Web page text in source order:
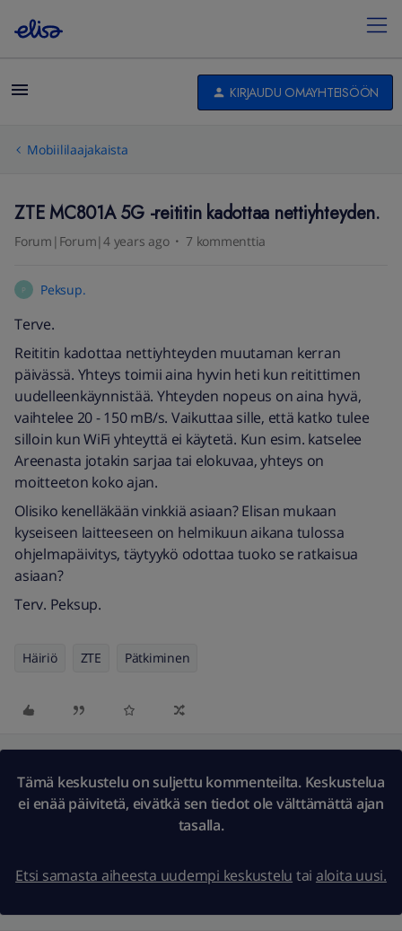
KIRJAUDU OMAYHTEISÖÖN
Mobiililaajakaista
ZTE MC801A 5G -reititin kadottaa nettiyhteyden.
Forum|Forum|4 years ago 7 kommenttia
P Peksup.
Terve.
Reititin kadottaa nettiyhteyden muutaman kerran
päivässä. Yhteys toimii aina hyvin heti kun reitittimen
uudelleenkäynnistää. Yhteyden nopeus on aina hyvä,
vaihtelee 20 - 150 mB/s. Vaikuttaa sille, että katko tulee
silloin kun WiFi yhteyttä ei käytetä. Kun esim. katselee
Areenasta jotakin sarjaa tai elokuvaa, yhteys on
moitteeton koko ajan.
Olisiko kenelläkään vinkkiä asiaan? Elisan mukaan
kyseiseen laitteeseen on helmikuun aikana tulossa
ohjelmapäivitys, täytyykö odottaa tuoko se ratkaisua
asiaan?
Terv. Peksup.
Häiriö ZTE Pätkiminen
Tämä keskustelu on suljettu kommenteilta. Keskustelua
ei enää päivitetä, eivätkä sen tiedot ole välttämättä ajan
tasalla.
Etsi samasta aiheesta uudempi keskustelu tai aloita uusi.